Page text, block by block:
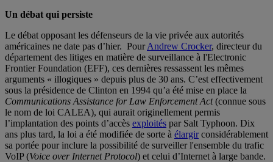
Un débat qui persiste
Le débat opposant les défenseurs de la vie privée aux autorités
américaines ne date pas d’hier. PourAndrew Crocker, directeur du
département des litiges en matière de surveillance à l'Electronic
Frontier Foundation (EFF), ces dernières ressassent les mêmes
arguments « illogiques » depuis plus de 30 ans. C’est effectivement
sous la présidence de Clinton en 1994 qu’a été mise en place la
Communications Assistance for Law Enforcement Act(connue sous
le nom de loi CALEA), qui aurait originellement permis
l’implantation des points d’accès exploités par Salt Typhoon. Dix
ans plus tard, la loi a été modifiée de sorte à élargirconsidérablement
sa portée pour inclure la possibilité de surveiller l'ensemble du trafic
VoIP (Voice over Internet Protocol) et celui d’Internet à large bande.